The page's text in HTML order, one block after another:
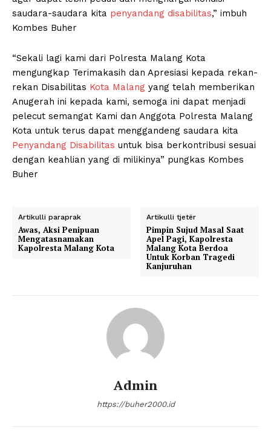
saudara-saudara kita penyandang disabilitas,” imbuh
Kombes Buher
“Sekali lagi kami dari Polresta Malang Kota
mengungkap Terimakasih dan Apresiasi kepada rekan-
rekan Disabilitas Kota Malang yang telah memberikan
Anugerah ini kepada kami, semoga ini dapat menjadi
pelecut semangat Kami dan Anggota Polresta Malang
Kota untuk terus dapat menggandeng saudara kita
Penyandang Disabilitas untuk bisa berkontribusi sesuai
dengan keahlian yang di milikinya” pungkas Kombes
Buher
Artikulli paraprak
Awas, Aksi Penipuan
Mengatasnamakan
Kapolresta Malang Kota
Artikulli tjetër
Pimpin Sujud Masal Saat
Apel Pagi, Kapolresta
Malang Kota Berdoa
Untuk Korban Tragedi
Kanjuruhan
Admin
https://buher2000.id